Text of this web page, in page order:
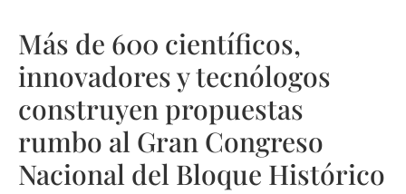
Más de 600 científicos,
innovadores y tecnólogos
construyen propuestas
rumbo al Gran Congreso
Nacional del Bloque Histórico